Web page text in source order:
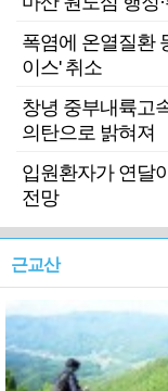
폭염에 온열질환
이스' 취소
창녕 중부내륙고
의탄으로 밝혀져
입원환자가 연달
전망
근교산